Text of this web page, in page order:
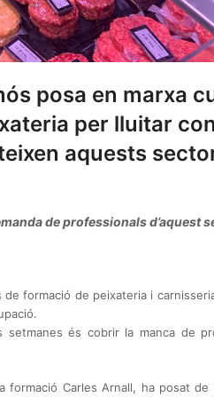
posa en marxa
per lluitar
aquests
de professionals d’aquest
formació de peixateria i
és cobrir la manca de
formació Carles Arnall, ha posat de